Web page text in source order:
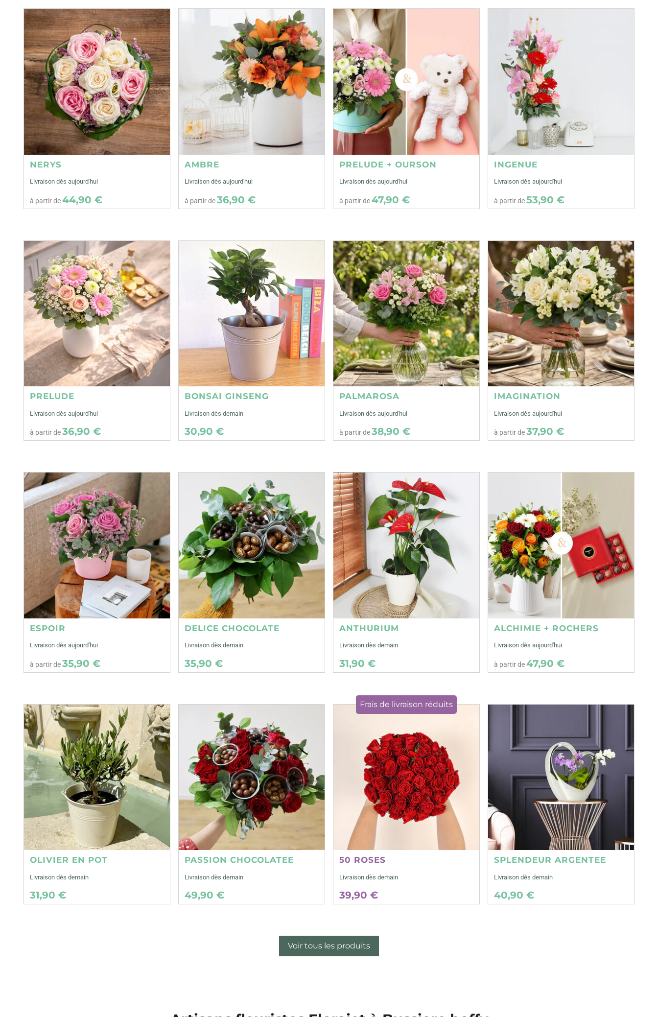
NERYS
Livraison dès aujourd'hui
à partir de44,90 €
AMBRE
Livraison dès aujourd'hui
à partir de36,90 €
PRELUDE + OURSON
Livraison dès aujourd'hui
à partir de47,90 €
INGENUE
Livraison dès aujourd'hui
à partir de53,90 €
PRELUDE
Livraison dès aujourd'hui
à partir de36,90 €
BONSAI GINSENG
Livraison dès demain
30,90 €
PALMAROSA
Livraison dès aujourd'hui
à partir de38,90 €
IMAGINATION
Livraison dès aujourd'hui
à partir de37,90 €
ESPOIR
Livraison dès aujourd'hui
à partir de35,90 €
DELICE CHOCOLATE
Livraison dès demain
35,90 €
ANTHURIUM
Livraison dès demain
31,90 €
ALCHIMIE + ROCHERS
Livraison dès aujourd'hui
à partir de47,90 €
OLIVIER EN POT
Livraison dès demain
31,90 €
PASSION CHOCOLATEE
Livraison dès demain
49,90 €
Frais de livraison réduits
50 ROSES
Livraison dès demain
39,90 €
SPLENDEUR ARGENTEE
Livraison dès demain
40,90 €
Voir tous les produits